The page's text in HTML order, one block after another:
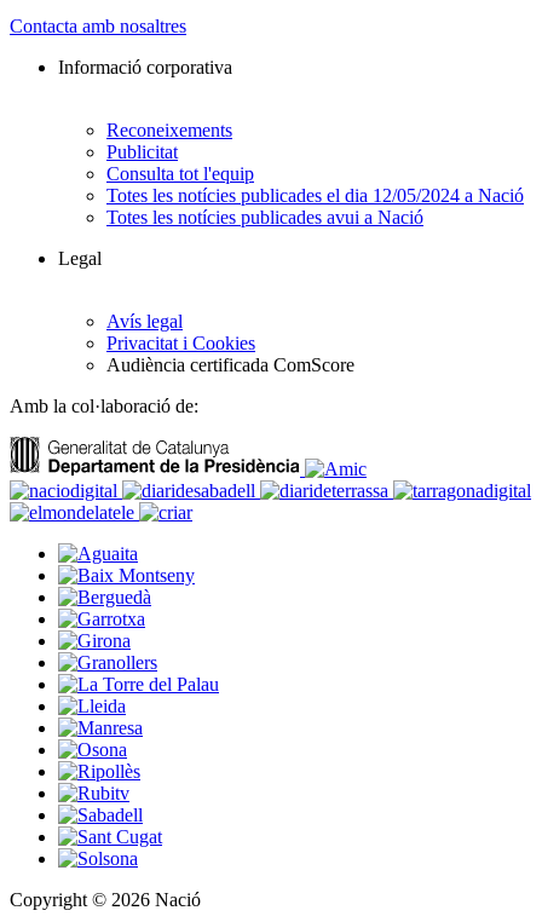
Contacta amb nosaltres
Informació corporativa
Reconeixements
Publicitat
Consulta tot l'equip
Totes les notícies publicades el dia 12/05/2024 a Nació
Totes les notícies publicades avui a Nació
Legal
Avís legal
Privacitat i Cookies
Audiència certificada ComScore
Amb la col·laboració de:
Copyright © 2026 Nació